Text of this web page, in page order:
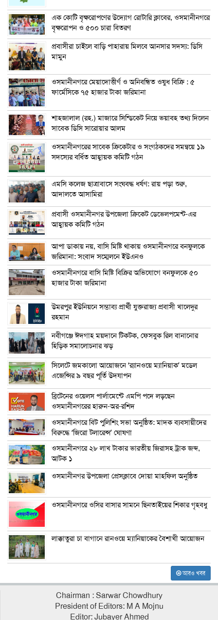
এক কোটি বৃক্ষরোপণের উদ্যোগ রোটারি ক্লাবের, ওসমানীনগরে
বৃক্ষরোপন ও ৫০০ চারা বিতরণ
প্রবাসীরা চাইলে বাড়ি পাহারায় মিলবে আনসার সদস্য: ডিসি
মামুন
ওসমানীনগরে মেয়াদোত্তীর্ণ ও অনিবন্ধিত ওষুধ বিক্রি : ৫
ফার্মেসিকে ৭৫ হাজার টাকা জরিমানা
শাহজালাল (রহ.) মাজারে সিন্ডিকেট নিয়ে ভয়াবহ তথ্য দিলেন
সাবেক ডিসি সারোয়ার আলম
ওসমানীনগরের সাবেক ক্রিকেটার ও সংগঠকদের সমন্বয়ে ১৯
সদস্যের বর্ধিত আহ্বায়ক কমিটি গঠন
এম‌সি কলেজ ছাত্রাবাসে সংঘবদ্ধ ধর্ষণ: রায় পড়া শুরু,
আদালতে আসামিরা
প্রবাসী ওসমানীনগর উপজেলা ক্রিকেট ডেভেলপমেন্ট-এর
আহ্বায়ক কমিটি গঠন
আপা ডাকায় নয়, বাসি মিষ্টি থাকায় ওসমানীনগরে বনফুলকে
জরিমানা: সংবাদ সম্মেলনে ইউএনও
ওসমানীনগরে বাসি মিষ্টি বিক্রির অভিযোগে বনফুলকে ৫০
হাজার টাকা জরিমানা
উমরপুর ইউনিয়নে সম্ভাব্য প্রার্থী যুক্তরাজ্য প্রবাসী খালেদুর
রহমান
নবীগঞ্জে ঈদগাহ ময়দানে টিকটক, ফেসবুক রিল বানানোর
হিড়িক সমালোচনার ঝড়
সিলেটে জমকালো আয়োজনে ‘র‍্যানওয়ে ম্যানিয়াক’ মডেল
এজেন্সির ৯ বছর পূর্তি উদযাপন
ব্রিটেনের ওয়েলস পার্লামেন্টে এমপি পদে লড়ছেন
ওসমানীনগরের হারুন-অর-রশিদ
ওসমানীনগরে বিট পুলিশিং সভা অনুষ্ঠিত: মাদক ব্যবসায়ীদের
বিরুদ্ধে ‘জিরো টলারেন্স’ ঘোষণা
ওসমানীনগরে ২৮ লাখ টাকার ভারতীয় জিরাসহ ট্রাক জব্দ,
আটক ১
ওসমানীনগর উপজেলা প্রেসক্লাবে দোয়া মাহফিল অনুষ্ঠিত
ওসমানীনগরে ওসির বাসার সামনে ছিনতাইয়ের শিকার গৃহবধু
লাক্কাতুরা চা বাগানে রানওয়ে ম্যানিয়াকের বৈশাখী আয়োজন
আরও খবর
Chairman : Sarwar Chowdhury
President of Editors: M A Mojnu
Editor: Jubayer Ahmed